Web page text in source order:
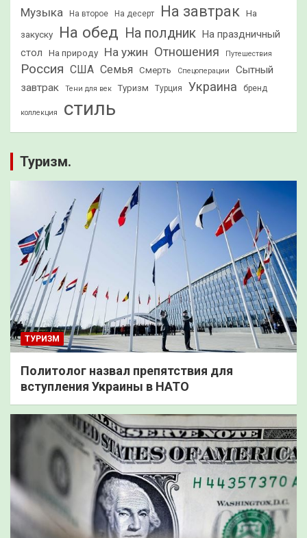
Музыка На второе На десерт На завтрак На
закуску На обед На полдник
На праздничный
стол
На природу На ужин Отношения Путешествия
Россия США Семья Смерть Спецоперации
Сытный
завтрак
Тени для век Туризм Турция Украина бренд
коллекция стиль
Туризм.
ТУРИЗМ
Политолог назвал препятствия для
вступления Украины в НАТО